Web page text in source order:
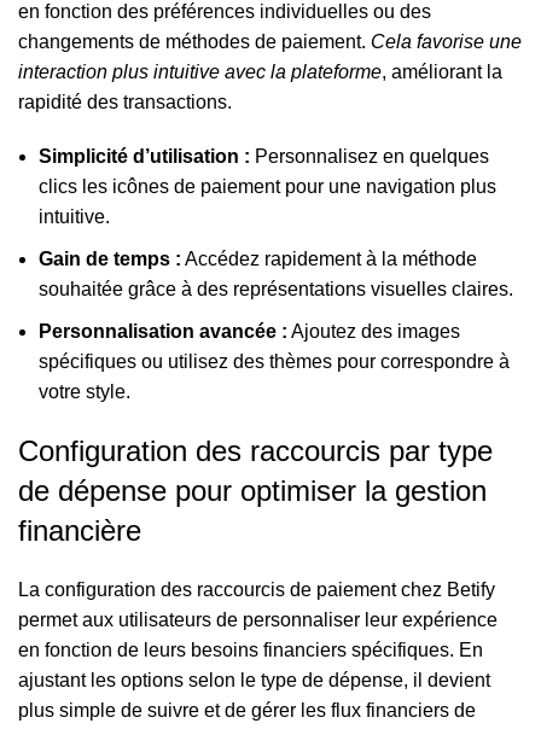
en fonction des préférences individuelles ou des
changements de méthodes de paiement. Cela favorise une
interaction plus intuitive avec la plateforme, améliorant la
rapidité des transactions.
Simplicité d’utilisation : Personnalisez en quelques
clics les icônes de paiement pour une navigation plus
intuitive.
Gain de temps : Accédez rapidement à la méthode
souhaitée grâce à des représentations visuelles claires.
Personnalisation avancée : Ajoutez des images
spécifiques ou utilisez des thèmes pour correspondre à
votre style.
Configuration des raccourcis par type
de dépense pour optimiser la gestion
financière
La configuration des raccourcis de paiement chez Betify
permet aux utilisateurs de personnaliser leur expérience
en fonction de leurs besoins financiers spécifiques. En
ajustant les options selon le type de dépense, il devient
plus simple de suivre et de gérer les flux financiers de